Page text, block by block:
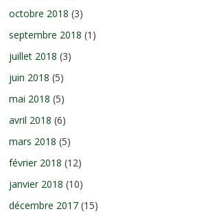
octobre 2018 (3)
septembre 2018 (1)
juillet 2018 (3)
juin 2018 (5)
mai 2018 (5)
avril 2018 (6)
mars 2018 (5)
février 2018 (12)
janvier 2018 (10)
décembre 2017 (15)